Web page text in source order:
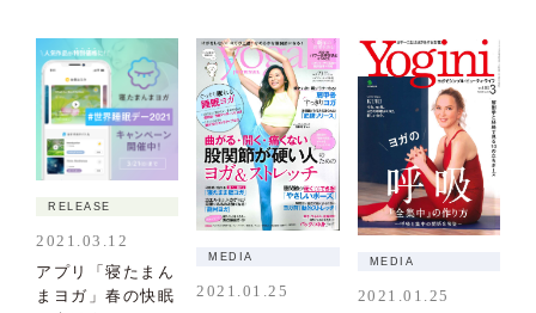
RELEASE
2021.03.12
アプリ「寝たまん
まヨガ」春の快眠
MEDIA
2021.01.25
MEDIA
2021.01.25